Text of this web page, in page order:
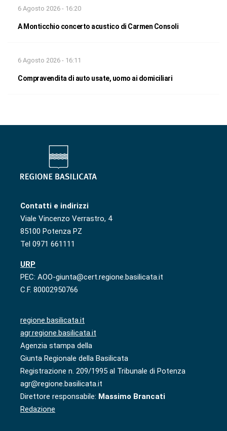
6 Agosto 2026 - 16:20
A Monticchio concerto acustico di Carmen Consoli
6 Agosto 2026 - 16:11
Compravendita di auto usate, uomo ai domiciliari
Contatti e indirizzi
Viale Vincenzo Verrastro, 4
85100 Potenza PZ
Tel 0971 661111
URP
PEC: AOO-giunta@cert.regione.basilicata.it
C.F. 80002950766
regione.basilicata.it
agr.regione.basilicata.it
Agenzia stampa della
Giunta Regionale della Basilicata
Registrazione n. 209/1995 al Tribunale di Potenza
agr@regione.basilicata.it
Direttore responsabile: Massimo Brancati
Redazione